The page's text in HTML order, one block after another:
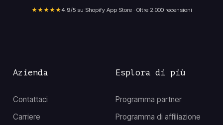
★★★★★4.9/5 su Shopify App Store · Oltre 2.000 recensioni
Azienda
Contattaci
Carriere
Esplora di più
Programma partner
Programma di affiliazione